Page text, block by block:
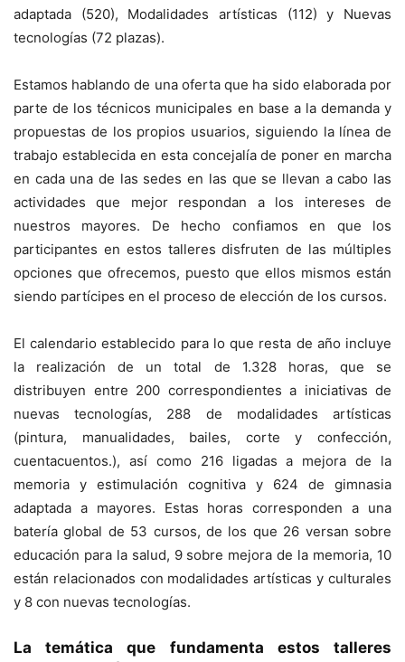
adaptada (520), Modalidades artísticas (112) y Nuevas
tecnologías (72 plazas).
Estamos hablando de una oferta que ha sido elaborada por
parte de los técnicos municipales en base a la demanda y
propuestas de los propios usuarios, siguiendo la línea de
trabajo establecida en esta concejalía de poner en marcha
en cada una de las sedes en las que se llevan a cabo las
actividades que mejor respondan a los intereses de
nuestros mayores. De hecho confiamos en que los
participantes en estos talleres disfruten de las múltiples
opciones que ofrecemos, puesto que ellos mismos están
siendo partícipes en el proceso de elección de los cursos.
El calendario establecido para lo que resta de año incluye
la realización de un total de 1.328 horas, que se
distribuyen entre 200 correspondientes a iniciativas de
nuevas tecnologías, 288 de modalidades artísticas
(pintura, manualidades, bailes, corte y confección,
cuentacuentos.), así como 216 ligadas a mejora de la
memoria y estimulación cognitiva y 624 de gimnasia
adaptada a mayores. Estas horas corresponden a una
batería global de 53 cursos, de los que 26 versan sobre
educación para la salud, 9 sobre mejora de la memoria, 10
están relacionados con modalidades artísticas y culturales
y 8 con nuevas tecnologías.
La temática que fundamenta estos talleres